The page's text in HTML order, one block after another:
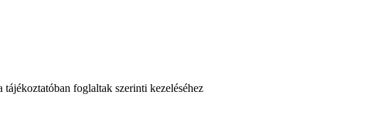
foglaltak szerinti kezeléséhez